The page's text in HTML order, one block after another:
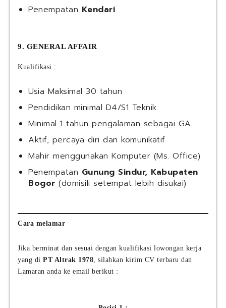
Penempatan Kendari
9. GENERAL AFFAIR
Kualifikasi :
Usia Maksimal 30 tahun
Pendidikan minimal D4/S1 Teknik
Minimal 1 tahun pengalaman sebagai GA
Aktif, percaya diri dan komunikatif
Mahir menggunakan Komputer (Ms. Office)
Penempatan Gunung Sindur, Kabupaten
Bogor (domisili setempat lebih disukai)
Cara melamar
Jika berminat dan sesuai dengan kualifikasi lowongan kerja
yang di PT Altrak 1978 , silahkan kirim CV terbaru dan
Lamaran anda ke email berikut :